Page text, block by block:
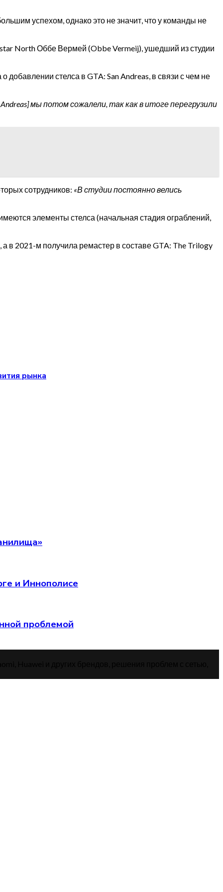
успехом, однако это не значит, что у команды не
North Оббе Вермей (Obbe Vermeij), ушедший из студии
стелса в GTA: San Andreas, в связи с чем не
мы потом сожалели, так как в итоге перегрузили
сотрудников: «В студии постоянно велись
элементы стелса (начальная стадия ограблений,
, а в 2021-м получила ремастер в составе GTA: The Trilogy
рынка
и Иннополисе
проблемой